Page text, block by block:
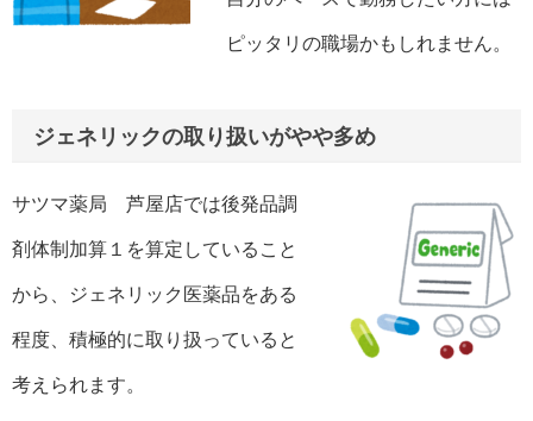
ピッタリの職場かもしれません。
ジェネリックの取り扱いがやや多め
サツマ薬局 芦屋店では後発品調
剤体制加算１を算定していること
から、ジェネリック医薬品をある
程度、積極的に取り扱っていると
考えられます。